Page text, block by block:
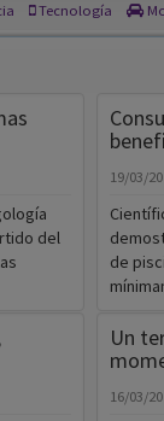
Tecnología
del
19/03/
de
Un
16/03/